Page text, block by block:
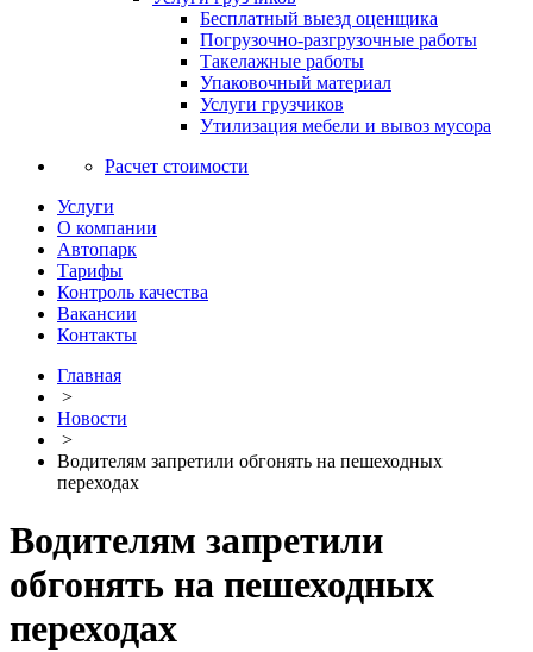
Бесплатный выезд оценщика
Погрузочно-разгрузочные работы
Такелажные работы
Упаковочный материал
Услуги грузчиков
Утилизация мебели и вывоз мусора
Расчет стоимости
Услуги
О компании
Автопарк
Тарифы
Контроль качества
Вакансии
Контакты
Главная
>
Новости
>
Водителям запретили обгонять на пешеходных
переходах
Водителям запретили
обгонять на пешеходных
переходах